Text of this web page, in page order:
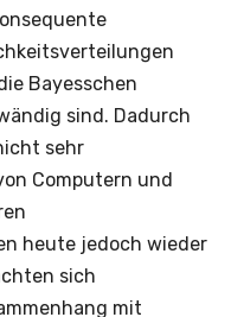
Bayesschen
sind. Dadurch
sehr
Computern und
heute jedoch wieder
sich
mit